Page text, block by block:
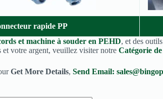
rapide PP
et machine à souder en PEHD, et des
et votre argent, veuillez visiter notre Catégorie
Get More Details, Send Email: